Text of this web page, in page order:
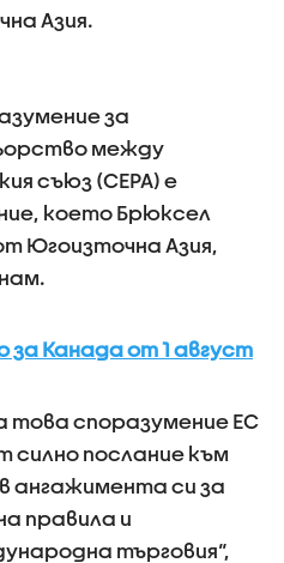
Азия.
за
между
съюз (CEPA) е
което Брюксел
Югоизточна Азия,
за Канада от 1 август
товa споразумение ЕС
силно послание към
ангажимента си за
правила и
търговия“,